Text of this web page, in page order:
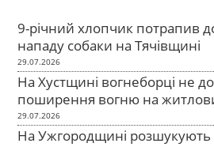
9-річний хлопчик потрапив до
нападу собаки на Тячівщині
29.07.2026
На Хустщині вогнеборці не
поширення вогню на
29.07.2026
На Ужгородщині розшукують